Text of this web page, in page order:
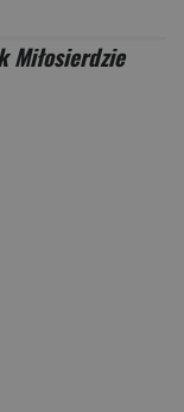
Miłosierdzie